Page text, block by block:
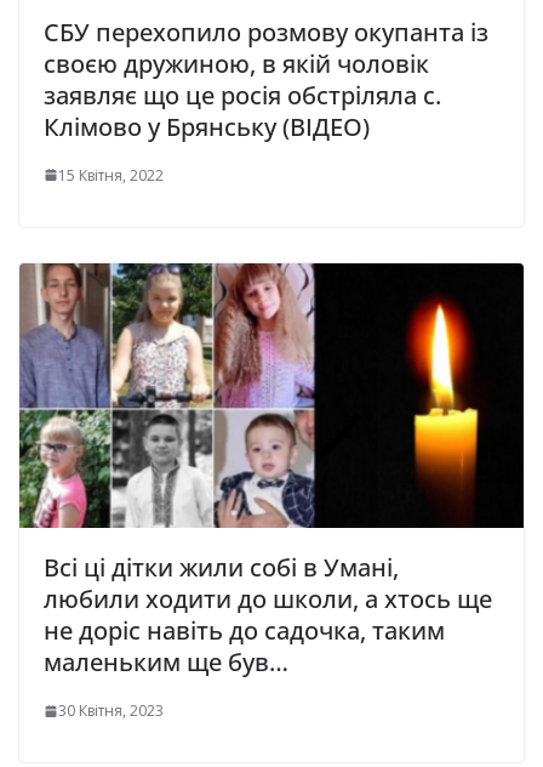
СБУ перехопило розмову окупанта із
своєю дружиною, в якій чоловік
заявляє що це росія обстріляла с.
Клімово у Брянську (ВІДЕО)
15 Квітня, 2022
Всі ці дітки жили собі в Умані,
любили ходити до школи, а хтось ще
не доріс навіть до садочка, таким
маленьким ще був…
30 Квітня, 2023